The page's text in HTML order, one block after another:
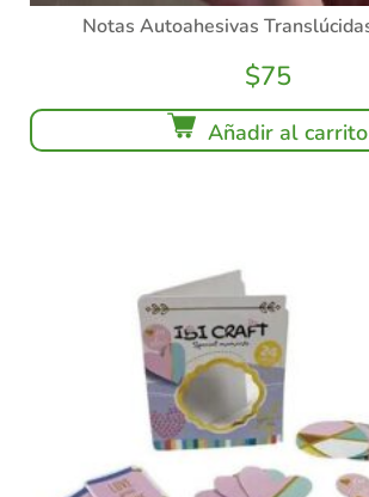
Notas Autoahesivas
$75
Añadir al carrito